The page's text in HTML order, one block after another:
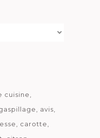
cuisine
avis
carotte